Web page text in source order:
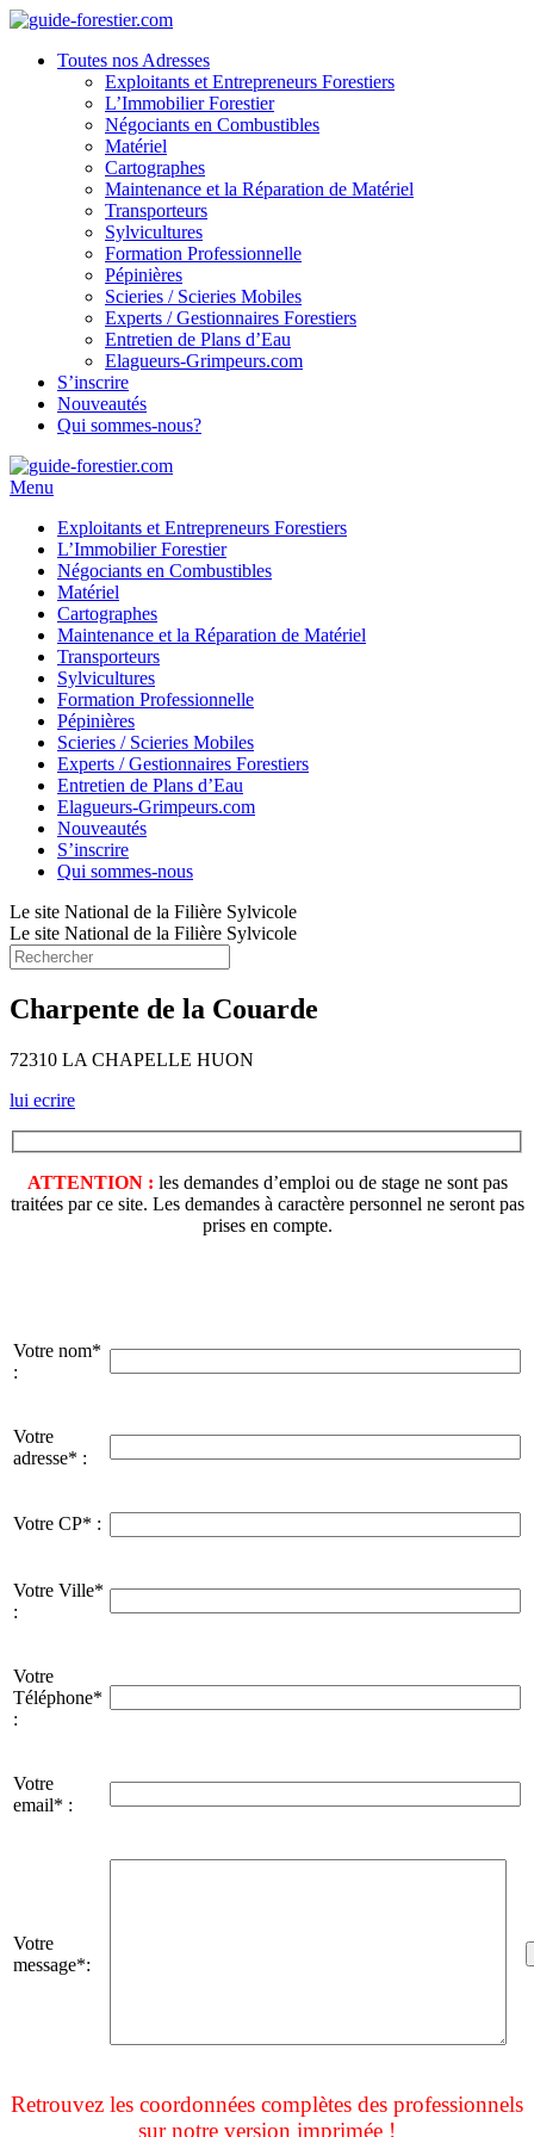
Toutes nos Adresses
Exploitants et Entrepreneurs Forestiers
L’Immobilier Forestier
Négociants en Combustibles
Matériel
Cartographes
Maintenance et la Réparation de Matériel
Transporteurs
Sylvicultures
Formation Professionnelle
Pépinières
Scieries / Scieries Mobiles
Experts / Gestionnaires Forestiers
Entretien de Plans d’Eau
Elagueurs-Grimpeurs.com
S’inscrire
Nouveautés
Qui sommes-nous?
Menu
Exploitants et Entrepreneurs Forestiers
L’Immobilier Forestier
Négociants en Combustibles
Matériel
Cartographes
Maintenance et la Réparation de Matériel
Transporteurs
Sylvicultures
Formation Professionnelle
Pépinières
Scieries / Scieries Mobiles
Experts / Gestionnaires Forestiers
Entretien de Plans d’Eau
Elagueurs-Grimpeurs.com
Nouveautés
S’inscrire
Qui sommes-nous
Le site National de la Filière Sylvicole
Le site National de la Filière Sylvicole
Charpente de la Couarde
72310 LA CHAPELLE HUON
lui ecrire
ATTENTION : les demandes d’emploi ou de stage ne sont pas
traitées par ce site. Les demandes à caractère personnel ne seront pas
prises en compte.
Votre nom*
:
Votre
adresse* :
Votre CP* :
Votre Ville*
:
Votre
Téléphone*
:
Votre
email* :
Votre
message*:
Retrouvez les coordonnées complètes des professionnels
sur notre version imprimée !